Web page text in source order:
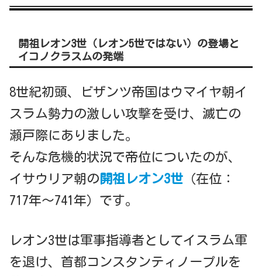
開祖レオン3世（レオン5世ではない）の登場と
イコノクラスムの発端
8世紀初頭、ビザンツ帝国はウマイヤ朝イ
スラム勢力の激しい攻撃を受け、滅亡の
瀬戸際にありました。
そんな危機的状況で帝位についたのが、
イサウリア朝の 開祖レオン3世 （在位：
717年～741年）です。
レオン3世は軍事指導者としてイスラム軍
を退け、首都コンスタンティノープルを